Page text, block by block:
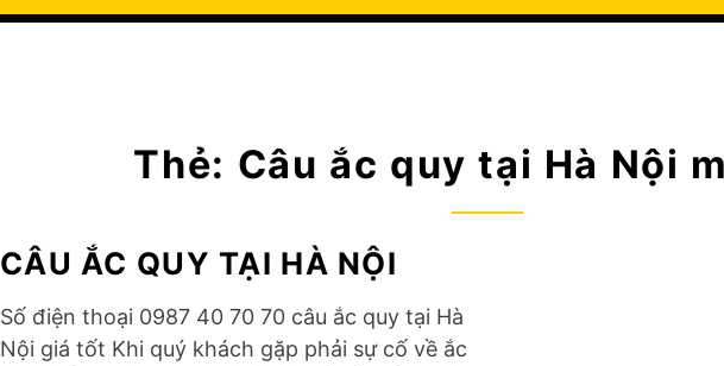
Thẻ: Câu ắc quy tại Hà Nội
CÂU ẮC QUY TẠI HÀ NỘI
Số điện thoại 0987 40 70 70 câu ắc quy tại Hà
Nội giá tốt Khi quý khách gặp phải sự cố về ắc